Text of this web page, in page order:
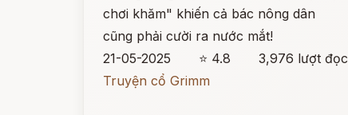
chơi khăm" khiến cả bác nông dân
cũng phải cười ra nước mắt!
21-05-2025
⭐ 4.8
3,976 lượt đọc
Truyện cổ Grimm